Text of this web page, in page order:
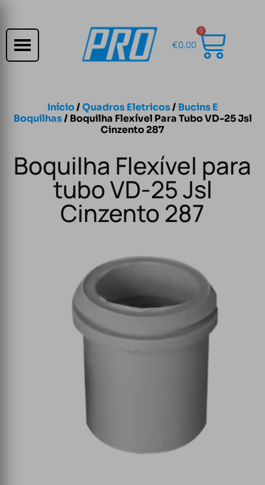
€0.00
0
Início/Quadros Eletricos/ Bucins E
Boquilhas/ Boquilha Flexível Para Tubo VD-25 Jsl
Cinzento 287
Boquilha Flexível para
tubo VD-25 Jsl
Cinzento 287